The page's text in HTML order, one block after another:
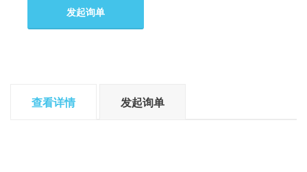
发起询单
查看详情 发起询单